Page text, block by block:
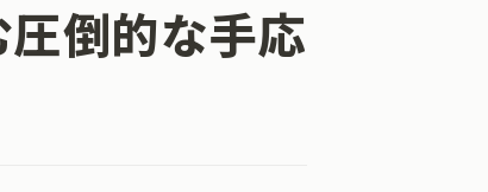
倒的な手応